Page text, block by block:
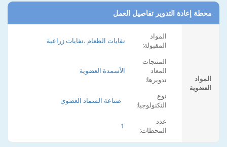
محطة إعادة التدوير تفاصيل العمل
المواد
العضوية
المواد
المقبولة:
نفايات الطعام ،نفايات زراعية
المنتجات
المعاد
تدويرها:
الأسمدة العضوية
نوع
التكنولوجيا:
صناعة السماد العضوي
عدد
المحطات:
1